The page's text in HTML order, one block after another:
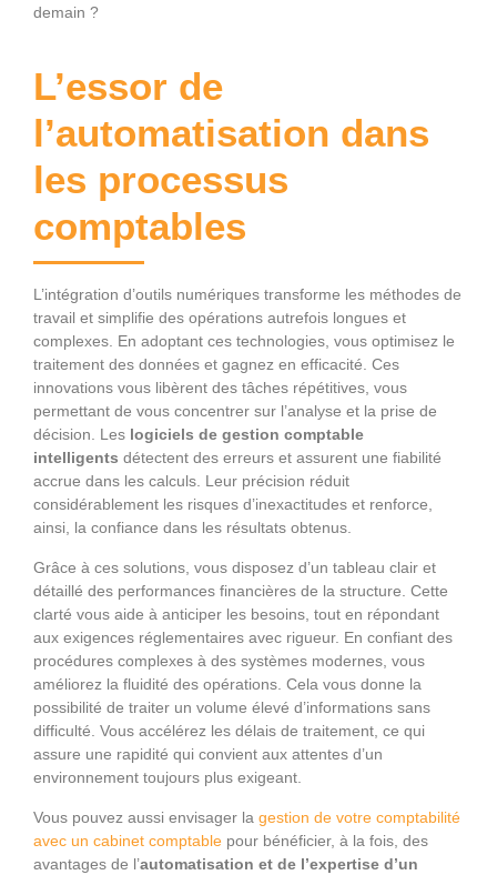
demain ?
L’essor de
l’automatisation dans
les processus
comptables
L’intégration d’outils numériques transforme les méthodes de
travail et simplifie des opérations autrefois longues et
complexes. En adoptant ces technologies, vous optimisez le
traitement des données et gagnez en efficacité. Ces
innovations vous libèrent des tâches répétitives, vous
permettant de vous concentrer sur l’analyse et la prise de
décision. Les logiciels de gestion comptable
intelligents détectent des erreurs et assurent une fiabilité
accrue dans les calculs. Leur précision réduit
considérablement les risques d’inexactitudes et renforce,
ainsi, la confiance dans les résultats obtenus.
Grâce à ces solutions, vous disposez d’un tableau clair et
détaillé des performances financières de la structure. Cette
clarté vous aide à anticiper les besoins, tout en répondant
aux exigences réglementaires avec rigueur. En confiant des
procédures complexes à des systèmes modernes, vous
améliorez la fluidité des opérations. Cela vous donne la
possibilité de traiter un volume élevé d’informations sans
difficulté. Vous accélérez les délais de traitement, ce qui
assure une rapidité qui convient aux attentes d’un
environnement toujours plus exigeant.
Vous pouvez aussi envisager la gestion de votre comptabilité
avec un cabinet comptable pour bénéficier, à la fois, des
avantages de l’automatisation et de l’expertise d’un